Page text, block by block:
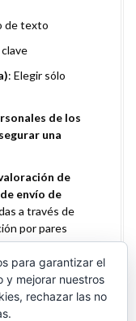
de texto
: Elegir sólo
de los
una
de
envío de
a través de
por pares
envíos
para
para garantizar el
y mejorar nuestros
rechazar las no